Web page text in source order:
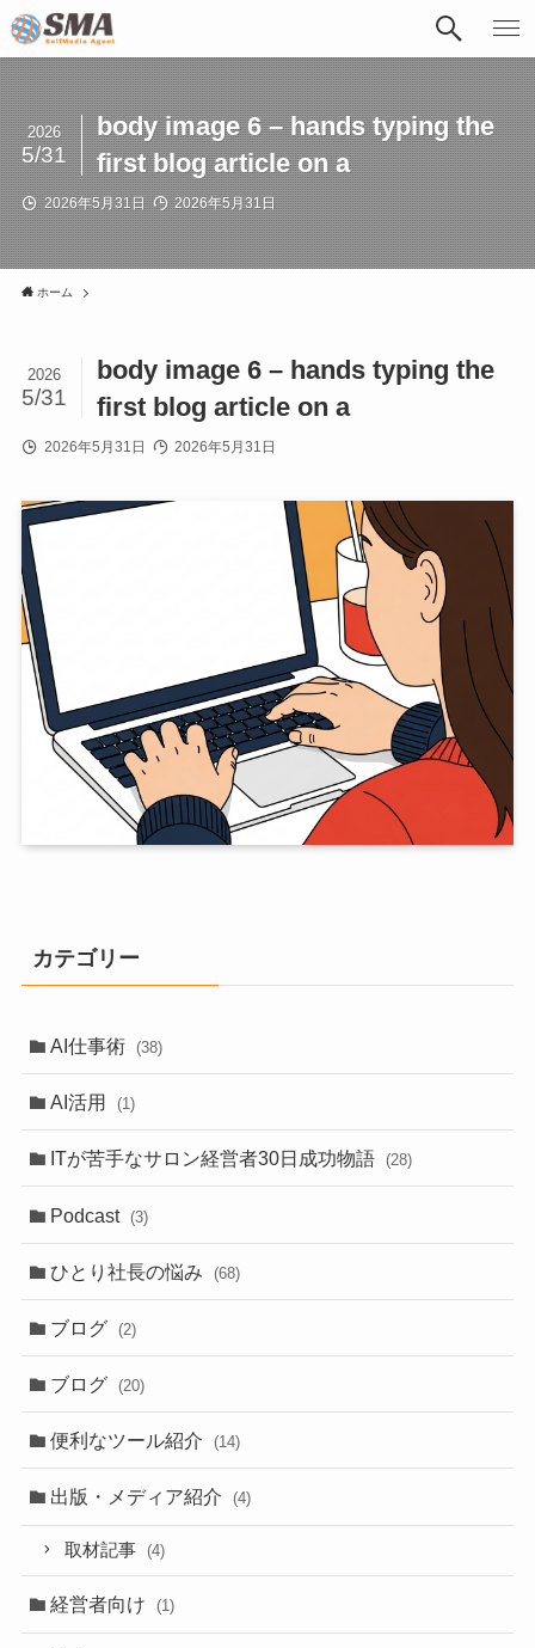
body image 6 – hands typing the
first blog article on a
2026
5/31
2026年5月31日 2026年5月31日
ホーム
body image 6 – hands typing the
first blog article on a
2026
5/31
2026年5月31日 2026年5月31日
カテゴリー
AI仕事術 (38)
AI活用 (1)
ITが苦手なサロン経営者30日成功物語 (28)
Podcast (3)
ひとり社長の悩み (68)
ブログ (2)
ブログ (20)
便利なツール紹介 (14)
出版・メディア紹介 (4)
取材記事 (4)
経営者向け (1)